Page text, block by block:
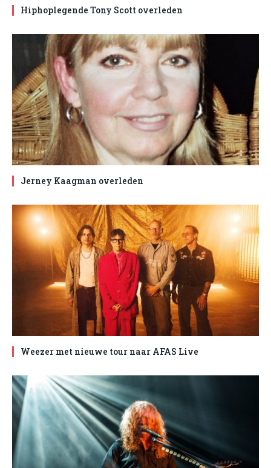
Hiphoplegende Tony Scott overleden
Jerney Kaagman overleden
Weezer met nieuwe tour naar AFAS Live